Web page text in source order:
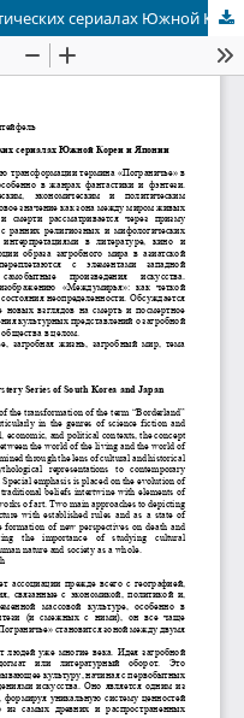
Концепция «Пограничья» в мистических сериалах Южной Кореи и Японии